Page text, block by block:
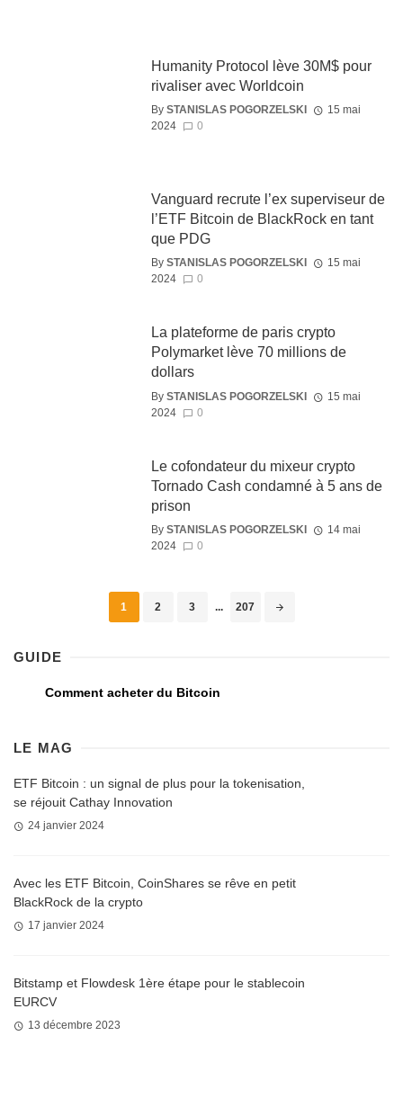
Humanity Protocol lève 30M$ pour
rivaliser avec Worldcoin
By STANISLAS POGORZELSKI
15 mai
2024
0
Vanguard recrute l’ex superviseur de
l’ETF Bitcoin de BlackRock en tant
que PDG
By STANISLAS POGORZELSKI
15 mai
2024
0
La plateforme de paris crypto
Polymarket lève 70 millions de
dollars
By STANISLAS POGORZELSKI
15 mai
2024
0
Le cofondateur du mixeur crypto
Tornado Cash condamné à 5 ans de
prison
By STANISLAS POGORZELSKI
14 mai
2024
0
1 2 3 ... 207
GUIDE
Comment acheter du Bitcoin
LE MAG
ETF Bitcoin : un signal de plus pour la tokenisation,
se réjouit Cathay Innovation
24 janvier 2024
Avec les ETF Bitcoin, CoinShares se rêve en petit
BlackRock de la crypto
17 janvier 2024
Bitstamp et Flowdesk 1ère étape pour le stablecoin
EURCV
13 décembre 2023